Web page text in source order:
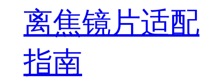
离焦镜片适配
指南